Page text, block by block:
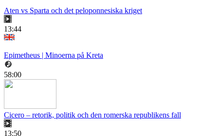
Aten vs Sparta och det peloponnesiska kriget
13:44
Epimetheus | Minoerna på Kreta
58:00
Cicero – retorik, politik och den romerska republikens fall
13:50